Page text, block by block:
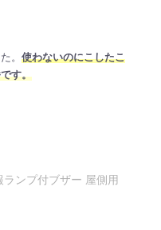
。 使わないのにこしたこ
す。
ンプ付ブザー 屋側用